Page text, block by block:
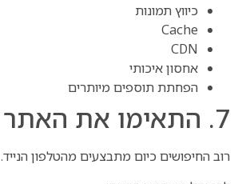
כיווץ תמונות
Cache
CDN
אחסון איכותי
הפחתת תוספים מיותרים
7. התאימו את האתר למובייל
רוב החיפושים כיום מתבצעים מהטלפון הנייד.